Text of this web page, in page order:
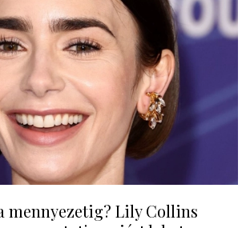
mennyezetig? Lily Collins